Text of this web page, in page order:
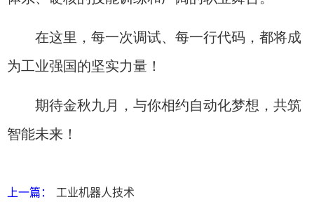
在这里，每一次调试、每一行代码，都将成
为工业强国的坚实力量！
期待金秋九月，与你相约自动化梦想，共筑
智能未来！
上一篇：
工业机器人技术